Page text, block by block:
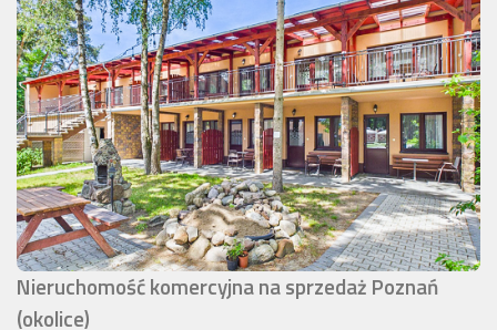
Nieruchomość komercyjna na sprzedaż Poznań
(okolice)